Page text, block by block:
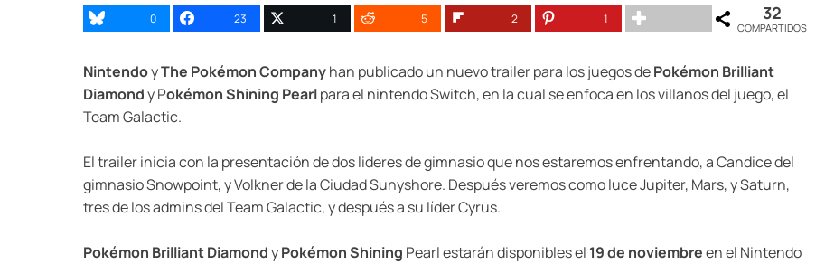
0 23 1 5 2 1 32
COMPARTIDOS
NintendoyThe Pokémon Companyhan publicado un nuevo trailer para los juegos dePokémon Brilliant
Diamondy Pokémon Shining Pearlpara el nintendo Switch, en la cual se enfoca en los villanos del juego, el
Team Galactic.
El trailer inicia con la presentación de dos lideres de gimnasio que nos estaremos enfrentando, a Candice del
gimnasio Snowpoint, y Volkner de la Ciudad Sunyshore. Después veremos como luce Jupiter, Mars, y Saturn,
tres de los admins del Team Galactic, y después a su líder Cyrus.
Pokémon Brilliant DiamondyPokémon Shining Pearl estarán disponibles el 19 de noviembreen el Nintendo